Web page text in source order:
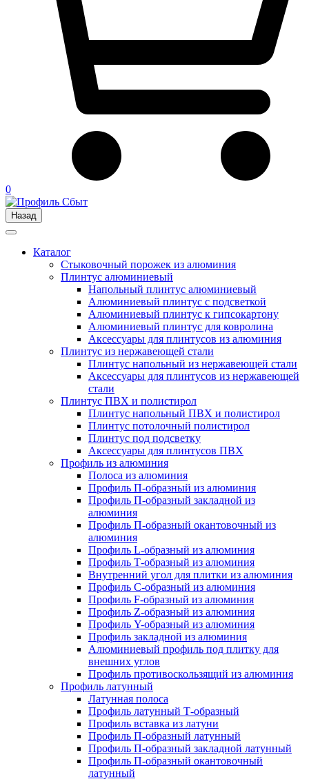
0
Назад
Каталог
Стыковочный порожек из алюминия
Плинтус алюминиевый
Напольный плинтус алюминиевый
Алюминиевый плинтус с подсветкой
Алюминиевый плинтус к гипсокартону
Алюминиевый плинтус для ковролина
Аксессуары для плинтусов из алюминия
Плинтус из нержавеющей стали
Плинтус напольный из нержавеющей стали
Аксессуары для плинтусов из нержавеющей
стали
Плинтус ПВХ и полистирол
Плинтус напольный ПВХ и полистирол
Плинтус потолочный полистирол
Плинтус под подсветку
Аксессуары для плинтусов ПВХ
Профиль из алюминия
Полоса из алюминия
Профиль П-образный из алюминия
Профиль П-образный закладной из
алюминия
Профиль П-образный окантовочный из
алюминия
Профиль L-образный из алюминия
Профиль Т-образный из алюминия
Внутренний угол для плитки из алюминия
Профиль C-образный из алюминия
Профиль F-образный из алюминия
Профиль Z-образный из алюминия
Профиль Y-образный из алюминия
Профиль закладной из алюминия
Алюминиевый профиль под плитку для
внешних углов
Профиль противоскользящий из алюминия
Профиль латунный
Латунная полоса
Профиль латунный Т-образный
Профиль вставка из латуни
Профиль П-образный латунный
Профиль П-образный закладной латунный
Профиль П-образный окантовочный
латунный